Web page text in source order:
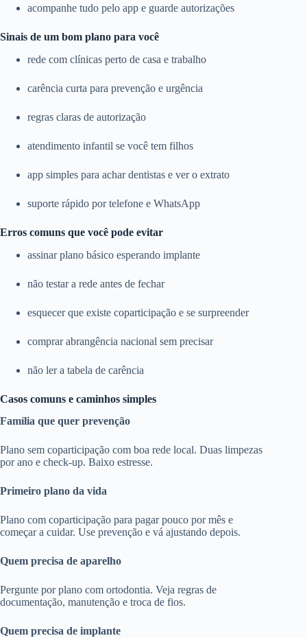
acompanhe tudo pelo app e guarde autorizações
Sinais de um bom plano para você
rede com clínicas perto de casa e trabalho
carência curta para prevenção e urgência
regras claras de autorização
atendimento infantil se você tem filhos
app simples para achar dentistas e ver o extrato
suporte rápido por telefone e WhatsApp
Erros comuns que você pode evitar
assinar plano básico esperando implante
não testar a rede antes de fechar
esquecer que existe coparticipação e se surpreender
comprar abrangência nacional sem precisar
não ler a tabela de carência
Casos comuns e caminhos simples
Família que quer prevenção
Plano sem coparticipação com boa rede local. Duas limpezas
por ano e check-up. Baixo estresse.
Primeiro plano da vida
Plano com coparticipação para pagar pouco por mês e
começar a cuidar. Use prevenção e vá ajustando depois.
Quem precisa de aparelho
Pergunte por plano com ortodontia. Veja regras de
documentação, manutenção e troca de fios.
Quem precisa de implante